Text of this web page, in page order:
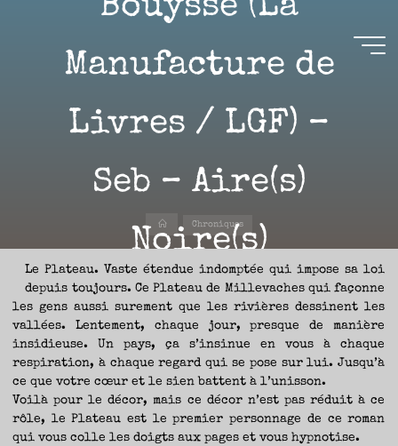
Aire(s)
Libre(s)
LES
YEUX
SUR
L’ACTUALITÉ
LITTÉRAIRE
SANS
COURIR
EN
APRÈS
LES
NOUVEAUTÉS.
S’AUTORISER
CHEMINS
TRAVERSE
ET
LES
PAS
DE
CÔTÉ,
Bouysse (La
Manufacture de
Livres / LGF) –
Seb – Aire(s)
Noire(s)
25 FÉVRIER 2022
Nicolas
AccueilChroniques
Le Plateau. Vaste étendue indomptée qui impose sa loi
depuis toujours. Ce Plateau de Millevaches qui façonne
les gens aussi surement que les rivières dessinent les
vallées. Lentement, chaque jour, presque de manière
insidieuse. Un pays, ça s’insinue en vous à chaque
respiration, à chaque regard qui se pose sur lui. Jusqu’à
ce que votre cœur et le sien battent à l’unisson.
Voilà pour le décor, mais ce décor n’est pas réduit à ce
rôle, le Plateau est le premier personnage de ce roman
qui vous colle les doigts aux pages et vous hypnotise.